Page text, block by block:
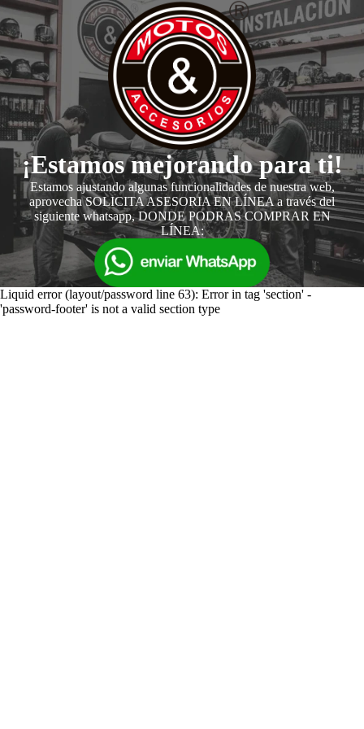
¡Estamos mejorando para ti!
Estamos ajustando algunas funcionalidades de nuestra web,
aprovecha SOLICITA ASESORIA EN LÍNEA a través del
siguiente whatsapp, DONDE PODRAS COMPRAR EN
LÍNEA:
Liquid error (layout/password line 63): Error in tag 'section' -
'password-footer' is not a valid section type